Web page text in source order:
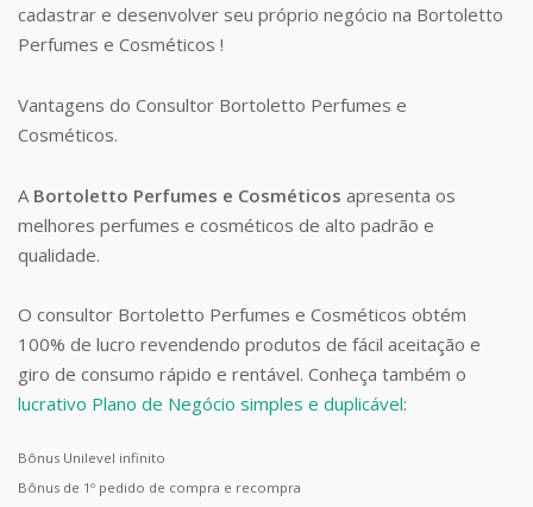
cadastrar e desenvolver seu próprio negócio na Bortoletto
Perfumes e Cosméticos !
Vantagens do Consultor Bortoletto Perfumes e
Cosméticos.
A Bortoletto Perfumes e Cosméticos apresenta os
melhores perfumes e cosméticos de alto padrão e
qualidade.
O consultor Bortoletto Perfumes e Cosméticos obtém
100% de lucro revendendo produtos de fácil aceitação e
giro de consumo rápido e rentável. Conheça também o
lucrativo Plano de Negócio simples e duplicável:
Bônus Unilevel infinito
Bônus de 1º pedido de compra e recompra